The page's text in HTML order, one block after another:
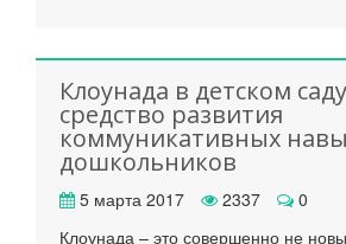
Клоунада в детском
средство развития
коммуникативных
дошкольников
5 марта 2017 2337
0
Клоунада – это совершенно не